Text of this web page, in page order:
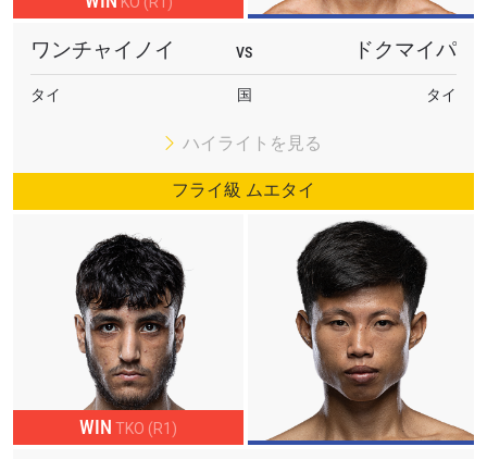
ワンチャイノイ VS ドクマイパ
タイ 国 タイ
ハイライトを見る
フライ級 ムエタイ
WIN TKO (R1)